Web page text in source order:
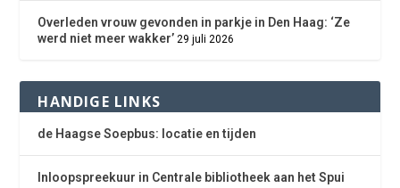
Overleden vrouw gevonden in parkje in Den Haag: ‘Ze
werd niet meer wakker’ 29 juli 2026
HANDIGE LINKS
de Haagse Soepbus: locatie en tijden
Inloopspreekuur in Centrale bibliotheek aan het Spui